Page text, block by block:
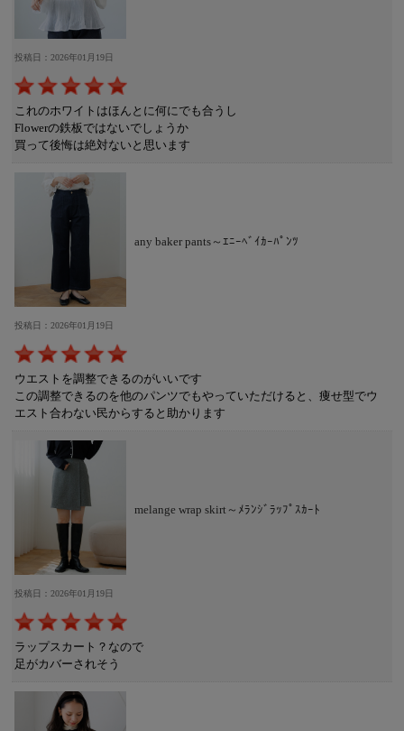
投稿日：2026年01月19日
これのホワイトはほんとに何にでも合うし
Flowerの鉄板ではないでしょうか
買って後悔は絶対ないと思います
any baker pants～ｴﾆｰﾍﾞｲｶｰﾊﾟﾝﾂ
投稿日：2026年01月19日
ウエストを調整できるのがいいです
この調整できるのを他のパンツでもやっていただけると、痩せ型でウ
エスト合わない民からすると助かります
melange wrap skirt～ﾒﾗﾝｼﾞﾗｯﾌﾟｽｶｰﾄ
投稿日：2026年01月19日
ラップスカート？なので
足がカバーされそう